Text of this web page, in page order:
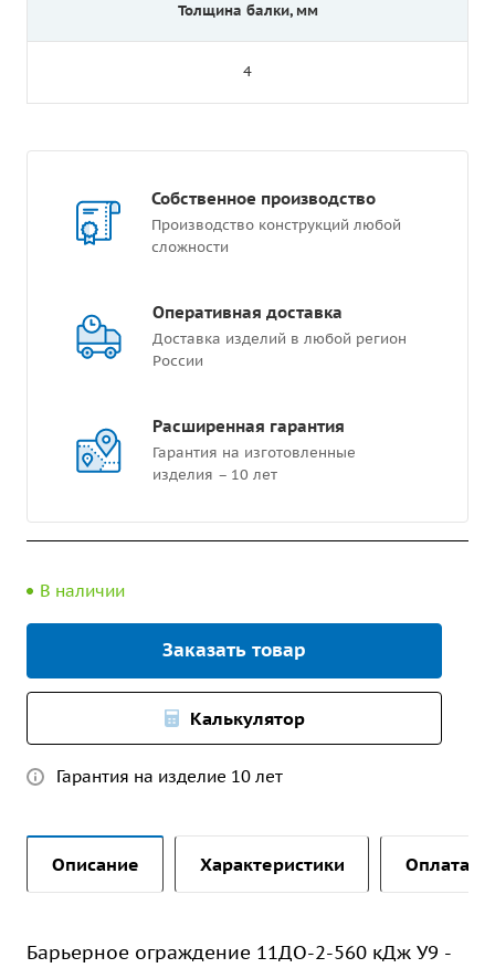
Толщина балки, мм
4
Собственное производство
Производство конструкций любой
сложности
Оперативная доставка
Доставка изделий в любой регион
России
Расширенная гарантия
Гарантия на изготовленные
изделия – 10 лет
В наличии
Заказать товар
Калькулятор
Гарантия на изделие 10 лет
Описание Характеристики Оплата и
Барьерное ограждение 11ДО-2-560 кДж У9 -